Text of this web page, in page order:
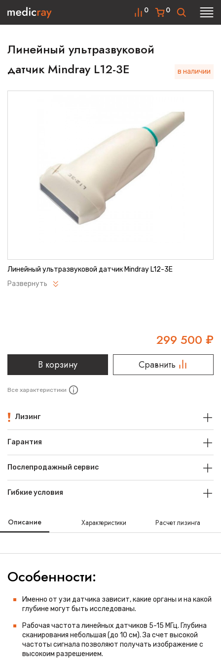
0
0
Линейный ультразвуковой
датчик Mindray L12-3E
в наличии
Линейный ультразвуковой датчик Mindray L12-3E
Развернуть
299 500 ₽
В корзину Сравнить
Все характеристики
Лизинг
Гарантия
Послепродажный сервис
Гибкие условия
Описание Характеристики Расчет лизинга
Особенности:
Именно от узи датчика зависит, какие органы и на какой
глубине могут быть исследованы.
Рабочая частота линейных датчиков 5-15 МГц. Глубина
сканирования небольшая (до 10 см). За счет высокой
частоты сигнала позволяют получать изображение с
высокоим разрешением.